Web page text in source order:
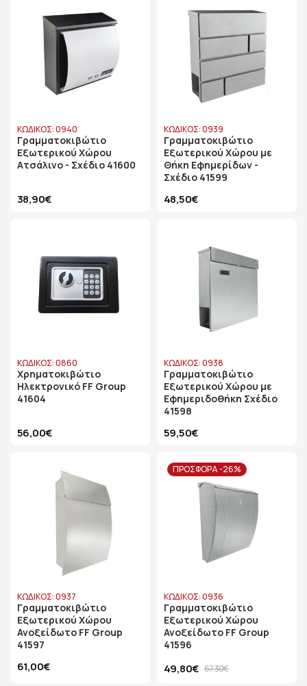
ΚΩΔΙΚΟΣ: 0940
Γραμματοκιβώτιο
Εξωτερικού Χώρου
Ατσάλινο - Σχέδιο 41600
38,90€
ΚΩΔΙΚΟΣ: 0939
Γραμματοκιβώτιο
Εξωτερικού Χώρου με
Θήκη Εφημερίδων -
Σχέδιο 41599
48,50€
ΚΩΔΙΚΟΣ: 0860
Χρηματοκιβώτιο
Ηλεκτρονικό FF Group
41604
56,00€
ΚΩΔΙΚΟΣ: 0938
Γραμματοκιβώτιο
Εξωτερικού Χώρου με
Εφημεριδοθήκη Σχέδιο
41598
59,50€
ΚΩΔΙΚΟΣ: 0937
Γραμματοκιβώτιο
Εξωτερικού Χώρου
Ανοξείδωτο FF Group
41597
61,00€
ΠΡΟΣΦΟΡΑ -26%
ΚΩΔΙΚΟΣ: 0936
Γραμματοκιβώτιο
Εξωτερικού Χώρου
Ανοξείδωτο FF Group
41596
49,80€ 67,30€